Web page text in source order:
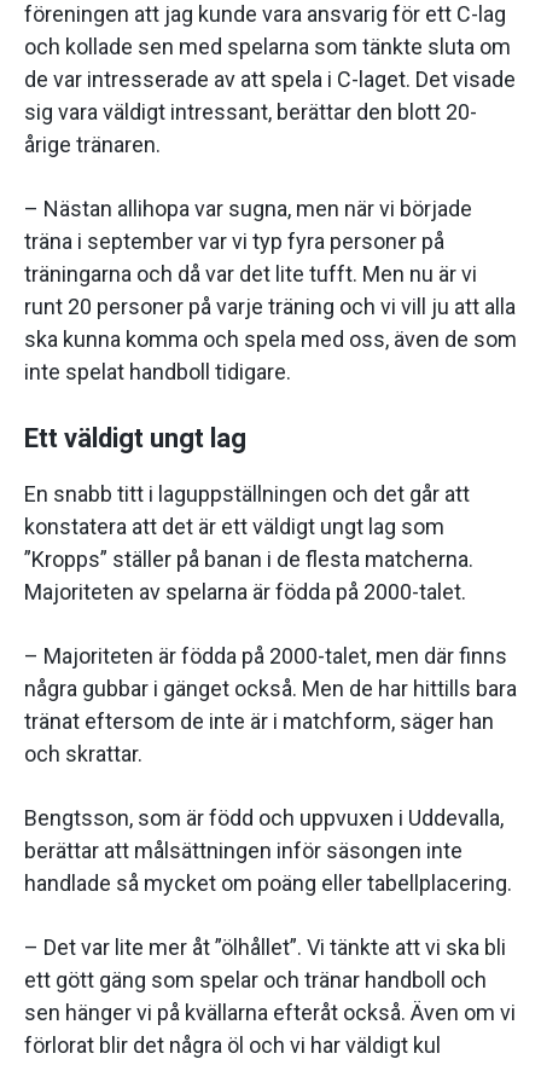
föreningen att jag kunde vara ansvarig för ett C-lag
och kollade sen med spelarna som tänkte sluta om
de var intresserade av att spela i C-laget. Det visade
sig vara väldigt intressant, berättar den blott 20-
årige tränaren.
– Nästan allihopa var sugna, men när vi började
träna i september var vi typ fyra personer på
träningarna och då var det lite tufft. Men nu är vi
runt 20 personer på varje träning och vi vill ju att alla
ska kunna komma och spela med oss, även de som
inte spelat handboll tidigare.
Ett väldigt ungt lag
En snabb titt i laguppställningen och det går att
konstatera att det är ett väldigt ungt lag som
”Kropps” ställer på banan i de flesta matcherna.
Majoriteten av spelarna är födda på 2000-talet.
– Majoriteten är födda på 2000-talet, men där finns
några gubbar i gänget också. Men de har hittills bara
tränat eftersom de inte är i matchform, säger han
och skrattar.
Bengtsson, som är född och uppvuxen i Uddevalla,
berättar att målsättningen inför säsongen inte
handlade så mycket om poäng eller tabellplacering.
– Det var lite mer åt ”ölhållet”. Vi tänkte att vi ska bli
ett gött gäng som spelar och tränar handboll och
sen hänger vi på kvällarna efteråt också. Även om vi
förlorat blir det några öl och vi har väldigt kul